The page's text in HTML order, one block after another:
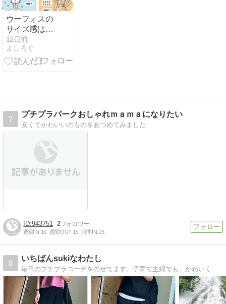
ウーフォスの
サイズ感は？
かかとは余
る？失敗しな
い選び方を解
12日前
よしろぐ
7
プチプラパークおしゃれｍａｍａになりたい
安くてかわいいのものをあつめてみました
943751 2
週間IN:10 週間OUT:15 月間IN:15
8
いちばんsukiなわたし
毎日のプチプラコーデをのせてます。子育て主婦でも、かわいく自分らしくありたいと思ってます。